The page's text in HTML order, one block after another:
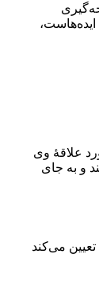
ایده‌هاست،
علاقۀ وی
و به جای
می‌کند